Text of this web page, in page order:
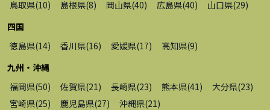
鳥取県(10) 島根県(8) 岡山県(40) 広島県(40) 山口県(29)
四国
徳島県(14) 香川県(16) 愛媛県(17) 高知県(9)
九州・沖縄
福岡県(50) 佐賀県(21 ) 長崎県(23) 熊本県(41 ) 大分県(23)
宮崎県(25) 鹿児島県(27) 沖縄県(21 )